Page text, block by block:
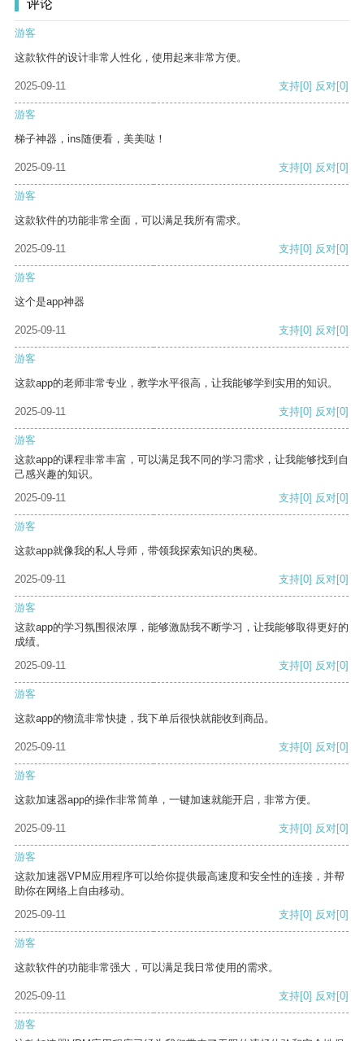
评论
游客
这款软件的设计非常人性化，使用起来非常方便。
2025-09-11 支持[0] 反对[0]
游客
梯子神器，ins随便看，美美哒！
2025-09-11 支持[0] 反对[0]
游客
这款软件的功能非常全面，可以满足我所有需求。
2025-09-11 支持[0] 反对[0]
游客
这个是app神器
2025-09-11 支持[0] 反对[0]
游客
这款app的老师非常专业，教学水平很高，让我能够学到实用的知识。
2025-09-11 支持[0] 反对[0]
游客
这款app的课程非常丰富，可以满足我不同的学习需求，让我能够找到自
己感兴趣的知识。
2025-09-11
支持[0] 反对[0]
游客
这款app就像我的私人导师，带领我探索知识的奥秘。
2025-09-11 支持[0] 反对[0]
游客
这款app的学习氛围很浓厚，能够激励我不断学习，让我能够取得更好的
成绩。
2025-09-11
支持[0] 反对[0]
游客
这款app的物流非常快捷，我下单后很快就能收到商品。
2025-09-11 支持[0] 反对[0]
游客
这款加速器app的操作非常简单，一键加速就能开启，非常方便。
2025-09-11 支持[0] 反对[0]
游客
这款加速器VPM应用程序可以给你提供最高速度和安全性的连接，并帮
助你在网络上自由移动。
2025-09-11
支持[0] 反对[0]
游客
这款软件的功能非常强大，可以满足我日常使用的需求。
2025-09-11 支持[0] 反对[0]
游客